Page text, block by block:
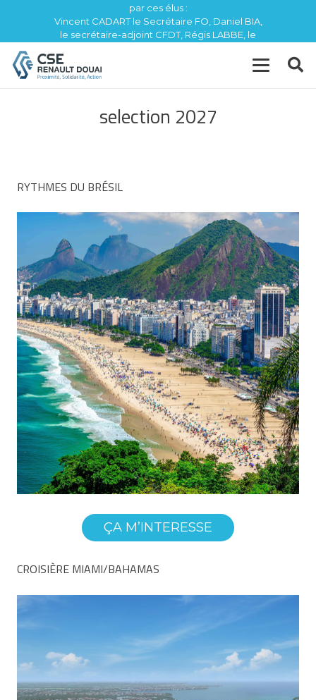
par ces élus :
Vincent CADART le Secrétaire FO, Daniel BIA,
le secrétaire-adjoint CFDT, Régis LABBE, le
selection 2027
RYTHMES DU BRÉSIL
ÇA M’INTERESSE
CROISIÈRE MIAMI/BAHAMAS